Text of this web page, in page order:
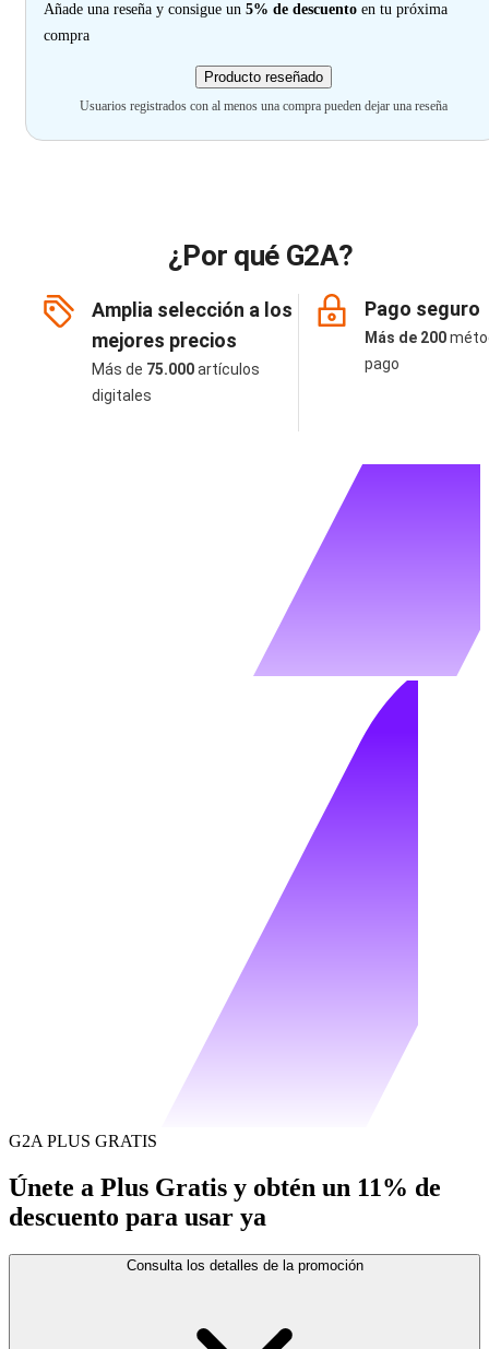
Añade una reseña y consigue un 5% de descuento en tu próxima
compra
Producto reseñado
Usuarios registrados con al menos una compra pueden dejar una reseña
¿Por qué G2A?
Amplia selección a los
mejores precios
Más de 75.000artículos
digitales
Pago seguro
Más de 200
pago
G2A PLUS GRATIS
Únete a Plus Gratis y obtén un 11% de
descuento para usar ya
Consulta los detalles de la promoción